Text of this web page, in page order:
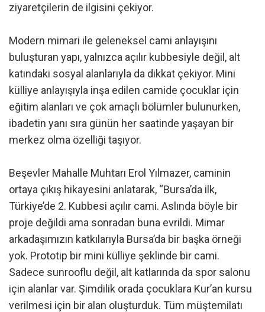
ziyaretçilerin de ilgisini çekiyor.
Modern mimari ile geleneksel cami anlayışını
buluşturan yapı, yalnızca açılır kubbesiyle değil, alt
katındaki sosyal alanlarıyla da dikkat çekiyor. Mini
külliye anlayışıyla inşa edilen camide çocuklar için
eğitim alanları ve çok amaçlı bölümler bulunurken,
ibadetin yanı sıra günün her saatinde yaşayan bir
merkez olma özelliği taşıyor.
Beşevler Mahalle Muhtarı Erol Yılmazer, caminin
ortaya çıkış hikayesini anlatarak, “Bursa’da ilk,
Türkiye’de 2. Kubbesi açılır cami. Aslında böyle bir
proje değildi ama sonradan buna evrildi. Mimar
arkadaşımızın katkılarıyla Bursa’da bir başka örneği
yok. Prototip bir mini külliye şeklinde bir cami.
Sadece sunrooflu değil, alt katlarında da spor salonu
için alanlar var. Şimdilik orada çocuklara Kur’an kursu
verilmesi için bir alan oluşturduk. Tüm müştemilatı